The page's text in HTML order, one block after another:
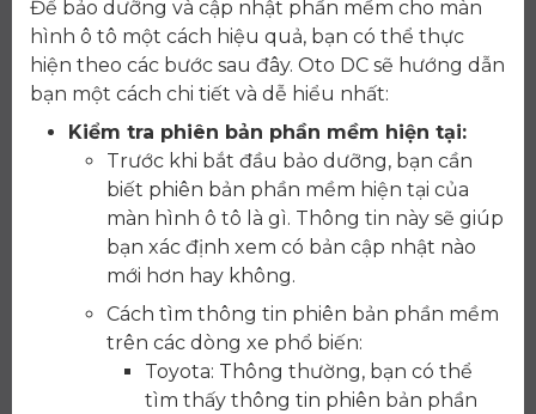
Để bảo dưỡng và cập nhật phần mềm cho màn
hình ô tô một cách hiệu quả, bạn có thể thực
hiện theo các bước sau đây. Oto DC sẽ hướng dẫn
bạn một cách chi tiết và dễ hiểu nhất:
Kiểm tra phiên bản phần mềm hiện tại:
Trước khi bắt đầu bảo dưỡng, bạn cần
biết phiên bản phần mềm hiện tại của
màn hình ô tô là gì. Thông tin này sẽ giúp
bạn xác định xem có bản cập nhật nào
mới hơn hay không.
Cách tìm thông tin phiên bản phần mềm
trên các dòng xe phổ biến:
Toyota: Thông thường, bạn có thể
tìm thấy thông tin phiên bản phần